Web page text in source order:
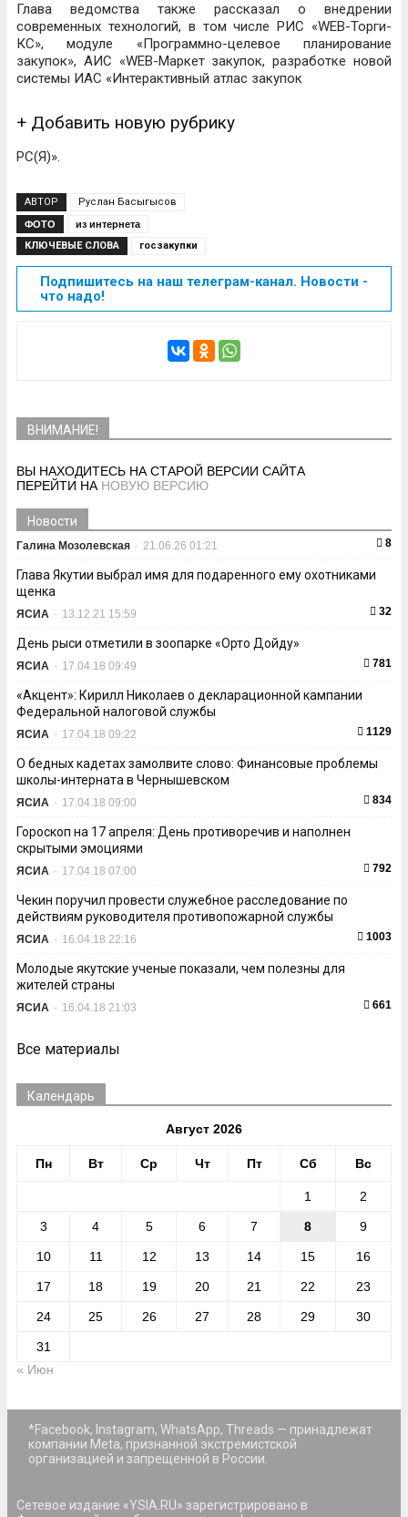
Глава ведомства также рассказал о внедрении
современных технологий, в том числе РИС «WEB-Торги-
КС», модуле «Программно-целевое планирование
закупок», АИС «WEB-Маркет закупок, разработке новой
системы ИАС «Интерактивный атлас закупок
+ Добавить новую рубрику
РС(Я)».
АВТОР Руслан Басыгысов
ФОТО из интернета
КЛЮЧЕВЫЕ СЛОВА госзакупки
Подпишитесь на наш телеграм-канал. Новости -
что надо!
ВНИМАНИЕ!
ВЫ НАХОДИТЕСЬ НА СТАРОЙ ВЕРСИИ САЙТА
ПЕРЕЙТИ НА НОВУЮ ВЕРСИЮ
Новости
Галина Мозолевская - 21.06.26 01:21 8
Глава Якутии выбрал имя для подаренного ему охотниками
щенка
ЯСИА - 13.12.21 15:59 32
День рыси отметили в зоопарке «Орто Дойду»
ЯСИА - 17.04.18 09:49 781
«Акцент»: Кирилл Николаев о декларационной кампании
Федеральной налоговой службы
ЯСИА - 17.04.18 09:22 1129
О бедных кадетах замолвите слово: Финансовые проблемы
школы-интерната в Чернышевском
ЯСИА - 17.04.18 09:00 834
Гороскоп на 17 апреля: День противоречив и наполнен
скрытыми эмоциями
ЯСИА - 17.04.18 07:00 792
Чекин поручил провести служебное расследование по
действиям руководителя противопожарной службы
ЯСИА - 16.04.18 22:16 1003
Молодые якутские ученые показали, чем полезны для
жителей страны
ЯСИА - 16.04.18 21:03 661
Все материалы
Календарь
Август 2026
Пн Вт Ср Чт Пт Сб Вс
1 2
3 4 5 6 7 8 9
10 11 12 13 14 15 16
17 18 19 20 21 22 23
24 25 26 27 28 29 30
31
« Июн
*Facebook, Instagram, WhatsApp, Threads — принадлежат
компании Meta, признанной экстремистской
организацией и запрещенной в России.
Сетевое издание «YSIA.RU» зарегистрировано в